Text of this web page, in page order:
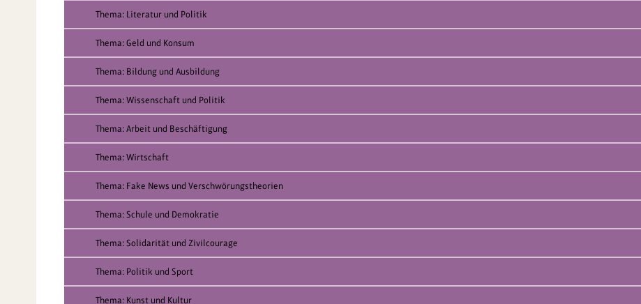
Thema: Literatur und Politik
Thema: Geld und Konsum
Thema: Bildung und Ausbildung
Thema: Wissenschaft und Politik
Thema: Arbeit und Beschäftigung
Thema: Wirtschaft
Thema: Fake News und Verschwörungstheorien
Thema: Schule und Demokratie
Thema: Solidarität und Zivilcourage
Thema: Politik und Sport
Thema: Kunst und Kultur